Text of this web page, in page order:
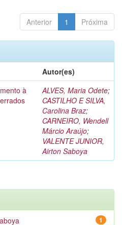
Anterior 1 Próxima
Autor(es)
à
ALVES, Maria Odete;
CASTILHO E SILVA,
Carolina Braz;
CARNEIRO, Wendell
Márcio Araújo;
VALENTE JUNIOR,
Airton Saboya
1